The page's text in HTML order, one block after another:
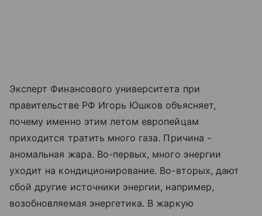
Эксперт Финансового университета при
правительстве РФ Игорь Юшков объясняет,
почему именно этим летом европейцам
приходится тратить много газа. Причина -
аномальная жара. Во-первых, много энергии
уходит на кондиционирование. Во-вторых, дают
сбой другие источники энергии, например,
возобновляемая энергетика. В жаркую